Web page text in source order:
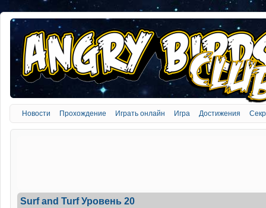
Новости Прохождение Играть онлайн Игра Достижения
Surf and Turf Уровень 20